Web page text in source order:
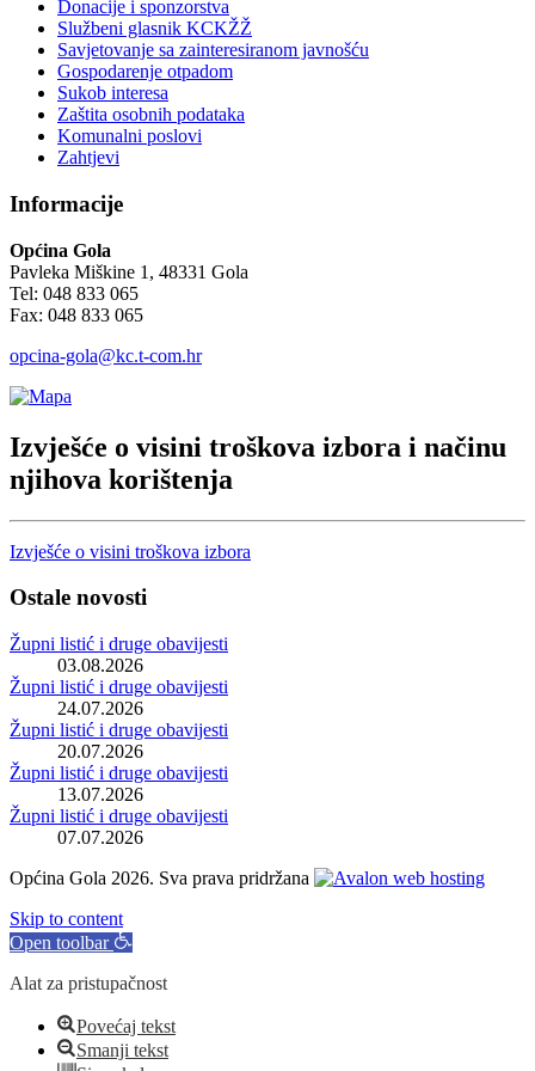
Donacije i sponzorstva
Službeni glasnik KCKŽŽ
Savjetovanje sa zainteresiranom javnošću
Gospodarenje otpadom
Sukob interesa
Zaštita osobnih podataka
Komunalni poslovi
Zahtjevi
Informacije
Općina Gola
Pavleka Miškine 1, 48331 Gola
Tel: 048 833 065
Fax: 048 833 065
opcina-gola@kc.t-com.hr
Izvješće o visini troškova izbora i načinu
njihova korištenja
Izvješće o visini troškova izbora
Ostale novosti
Župni listić i druge obavijesti
03.08.2026
Župni listić i druge obavijesti
24.07.2026
Župni listić i druge obavijesti
20.07.2026
Župni listić i druge obavijesti
13.07.2026
Župni listić i druge obavijesti
07.07.2026
Općina Gola 2026. Sva prava pridržana
Skip to content
Open toolbar
Alat za pristupačnost
Povećaj tekst
Smanji tekst